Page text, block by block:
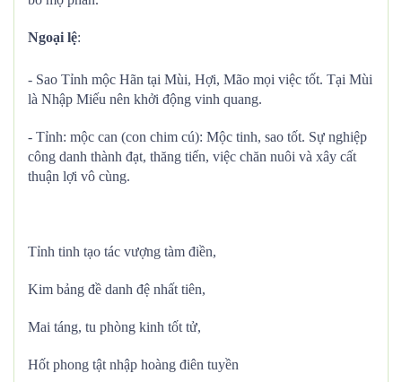
Ngoại lệ:
- Sao Tỉnh mộc Hãn tại Mùi, Hợi, Mão mọi việc tốt. Tại Mùi
là Nhập Miếu nên khởi động vinh quang.
- Tỉnh: mộc can (con chim cú): Mộc tinh, sao tốt. Sự nghiệp
công danh thành đạt, thăng tiến, việc chăn nuôi và xây cất
thuận lợi vô cùng.
Tỉnh tinh tạo tác vượng tàm điền,
Kim bảng đề danh đệ nhất tiên,
Mai táng, tu phòng kinh tốt tử,
Hốt phong tật nhập hoàng điên tuyền